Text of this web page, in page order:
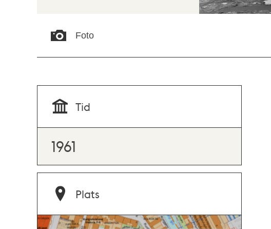
Foto
Tid
1961
Plats